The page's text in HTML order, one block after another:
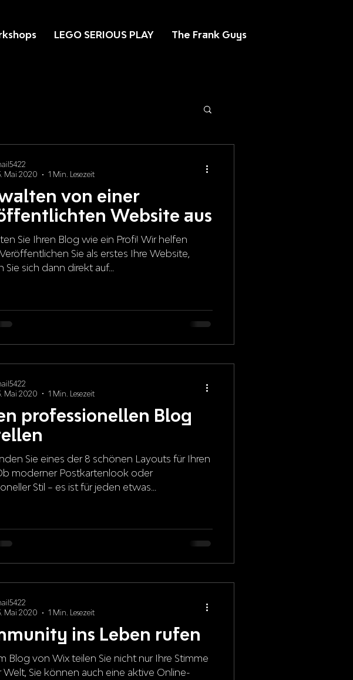
LEGO SERIOUS PLAY The Frank Guys
von einer
Website aus
Sie Ihren Blog wie ein Profi! Wir helfen
Sie als erstes Ihre Website,
Sie sich dann direkt auf...
Mai 2020
1 Min. Lesezeit
professionellen Blog
Sie eines der 8 schönen Layouts für Ihren
moderner Postkartenlook oder
Stil – es ist für jeden etwas...
Mai 2020
1 Min. Lesezeit
ins Leben rufen
Blog von Wix teilen Sie nicht nur Ihre Stimme
Welt, Sie können auch eine aktive Online-
Mai 2020
1 Min. Lesezeit